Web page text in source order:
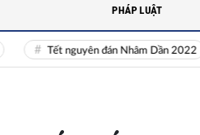
Tết nguyên đán Nhâm Dần 2022
PHÁP LUẬT